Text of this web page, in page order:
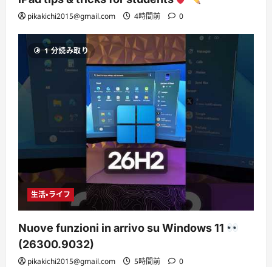
pikakichi2015@gmail.com 4時間前 0
1 分読み取り
生活・ライフ
Nuove funzioni in arrivo su Windows 11
(26300.9032)
pikakichi2015@gmail.com 5時間前 0